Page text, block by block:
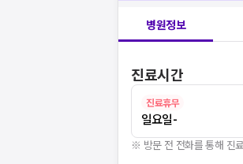
병원정보
진료시간
진료휴무
일요일-
※ 방문 전 전화를 통해 진